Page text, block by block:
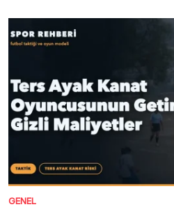
GENEL